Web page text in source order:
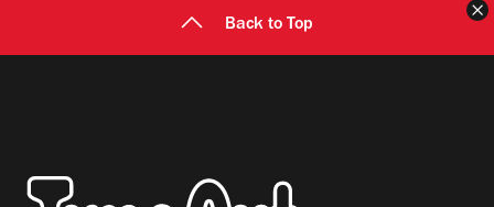
Back to Top